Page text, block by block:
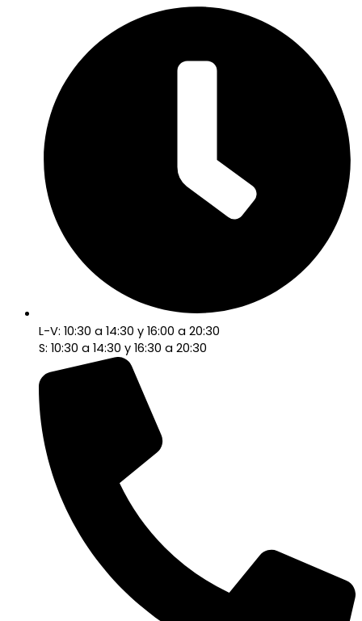
L-V: 10:30 a 14:30 y 16:00 a 20:30
S: 10:30 a 14:30 y 16:30 a 20:30